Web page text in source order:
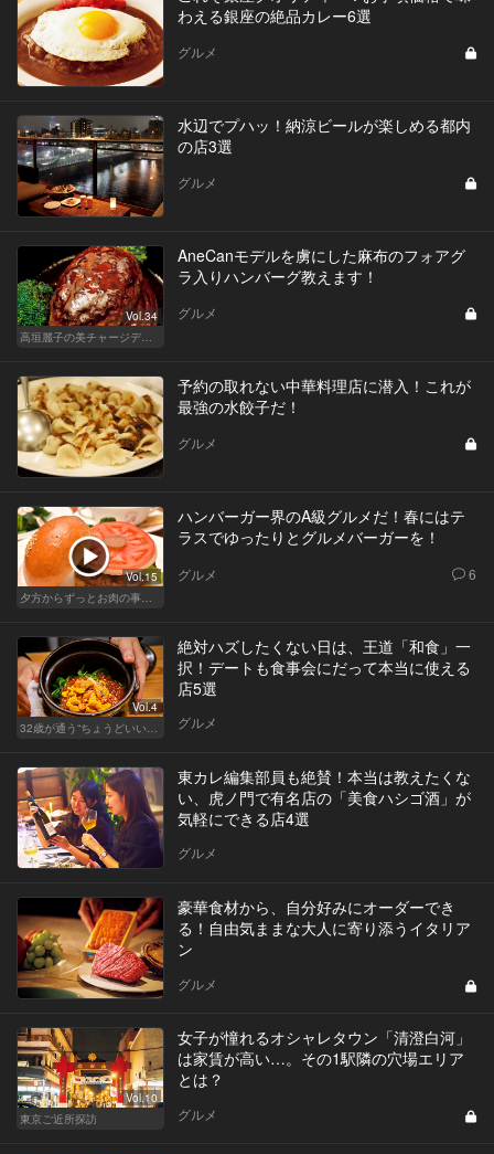
わえる銀座の絶品カレー6選
グルメ
水辺でプハッ！納涼ビールが楽しめる都内
の店3選
グルメ
Vol.34
高垣麗子の美チャージディナー
AneCanモデルを虜にした麻布のフォアグ
ラ入りハンバーグ教えます！
グルメ
予約の取れない中華料理店に潜入！これが
最強の水餃子だ！
グルメ
Vol.15
夕方からずっとお肉の事を考えてる貴方へ
ハンバーガー界のA級グルメだ！春にはテ
ラスでゆったりとグルメバーガーを！
グルメ 6
Vol.4
32歳が通う“ちょうどいい”価格の店
絶対ハズしたくない日は、王道「和食」一
択！デートも食事会にだって本当に使える
店5選
グルメ
東カレ編集部員も絶賛！本当は教えたくな
い、虎ノ門で有名店の「美食ハシゴ酒」が
気軽にできる店4選
グルメ
豪華食材から、自分好みにオーダーでき
る！自由気ままな大人に寄り添うイタリア
ン
グルメ
Vol.10
東京ご近所探訪
女子が憧れるオシャレタウン「清澄白河」
は家賃が高い…。その1駅隣の穴場エリア
とは？
グルメ